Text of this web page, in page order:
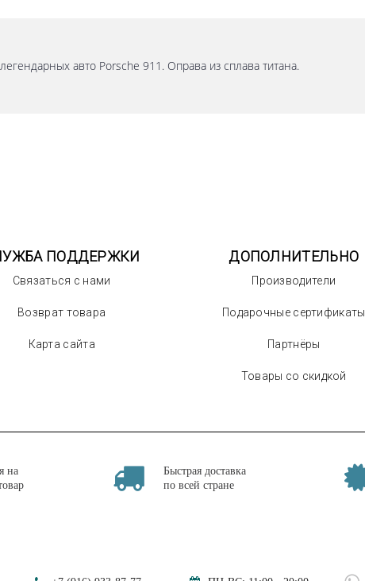
авто Porsche 911. Оправа из сплава титана.
ПОДДЕРЖКИ
Связаться с нами
Возврат товара
Карта сайта
ДОПОЛНИТЕЛЬНО
Производители
Подарочные сертификаты
Партнёры
Товары со скидкой
на
Быстрая доставка
по всей стране